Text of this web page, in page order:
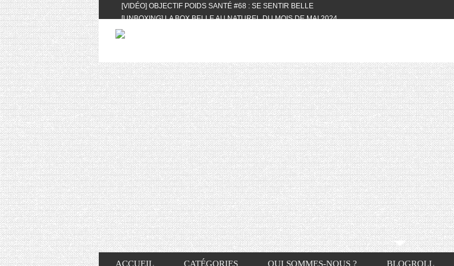
[VIDÉO] OBJECTIF POIDS SANTÉ #68 : SE SENTIR BELLE
[UNBOXING] LA BOX BELLE AU NATUREL DU MOIS DE MAI 2024
[VIDÉO] UNBOXING : LES MY LITTLE & BIOTYFULL BOX DU MOIS DE MAI 2024
[VIDÉO] QUITOQUE #10 : MEAL PREP & CONVIVIALITÉ
[VIDÉO] UNBOXING : LES MY LITTLE & BIOTYFULL BOX DU MOIS D’AVRIL
2024 FEAT. AKILA
[VIDÉO] OBJECTIF POIDS SANTÉ #67 : L’AVIS DES AUTRES, CE N’EST QUE LA
VIE DES AUTRES
[VIDÉO] UNBOXING : LES MY LITTLE & BIOTYFULL BOX DES MOIS DE
FÉVRIER ET MARS 2024 FEAT. AKILA
[VIDÉO] LA SÉLECTION DU MOIS #JANVIER2024
[VIDÉO] HELLOFRESH #34 : IDÉES RECETTES RISOTTO
ACCUEIL CATÉGORIES QUI SOMMES-NOUS ? BLOGROLL